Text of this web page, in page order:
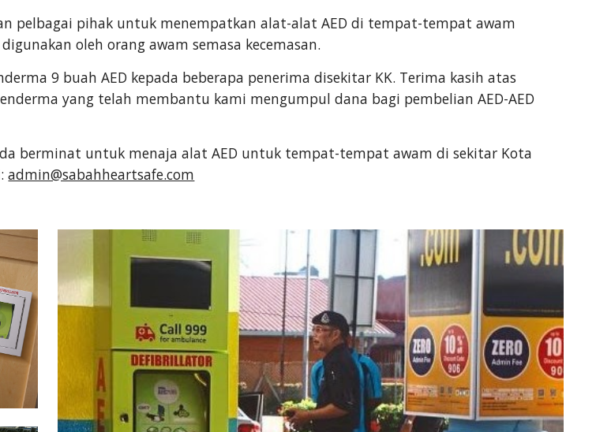
pelbagai pihak untuk menempatkan alat-alat AED di tempat-tempat awam
oleh orang awam semasa kecemasan.
9 buahAED kepada beberapa penerima disekitar KK. Terima kasih atas
yang telah membantu kami mengumpul dana bagi pembelian AED-AED
berminat untuk menaja alat AED untuk tempat-tempat awam di sekitar Kota
admin@sabahheartsafe.com